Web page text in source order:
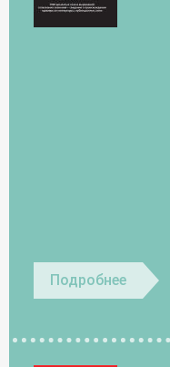
Подробнее